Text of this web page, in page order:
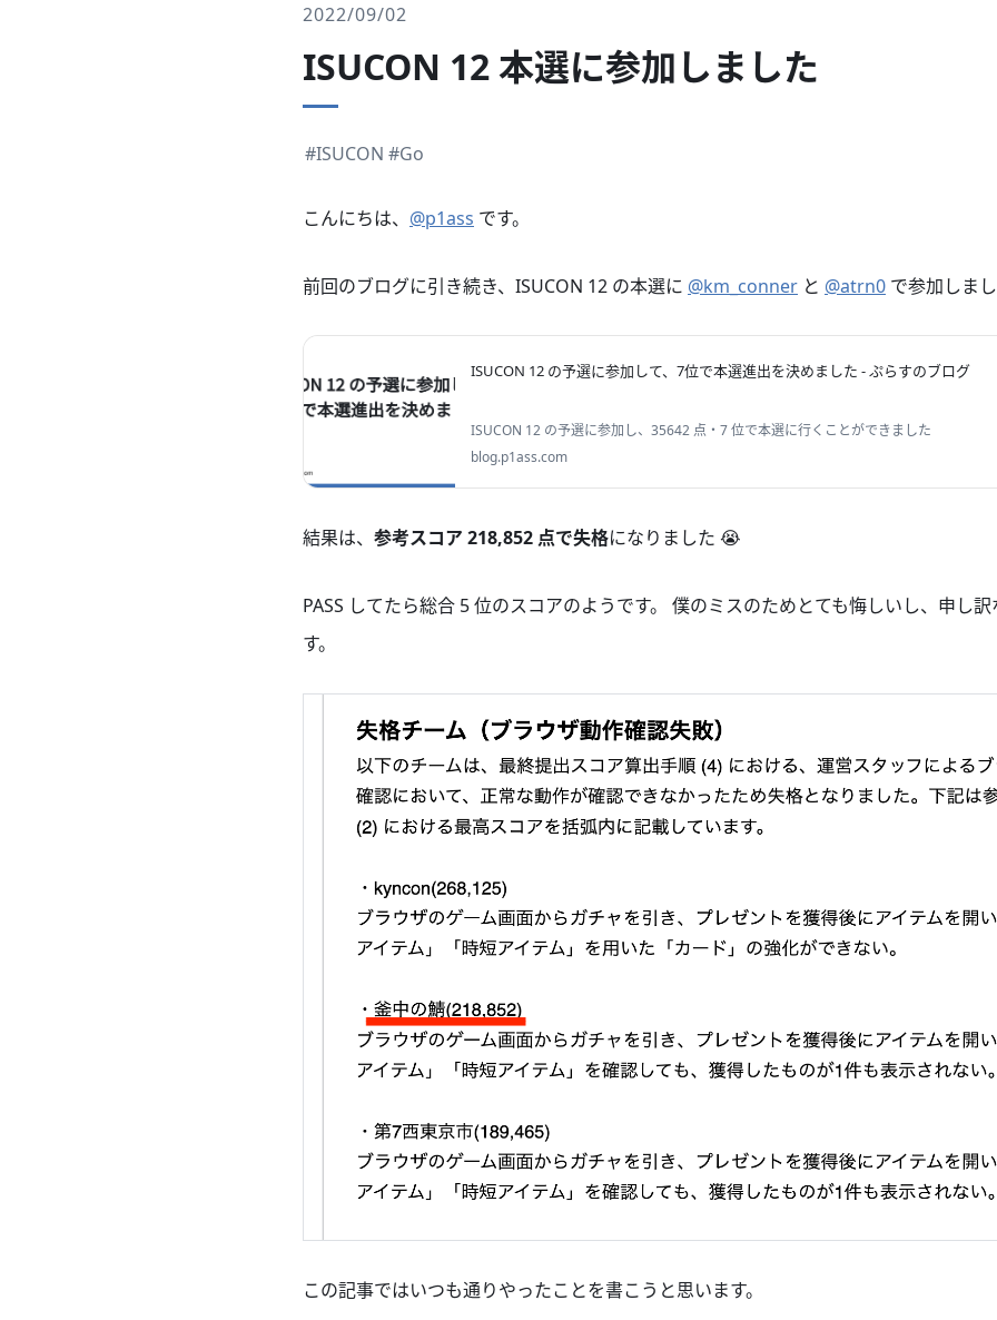
2022/09/02
ISUCON 12 本選に参加しました
#ISUCON #Go
こんにちは、 @p1ass です。
前回のブログに引き続き、ISUCON 12 の本選に @km_conner と @atrn0 で参加しま
ISUCON 12 の予選に参加して、7位で本選進出を決めました - ぷらすのブログ
ISUCON 12 の予選に参加し、35642 点・7 位で本選に行くことができました
blog.p1ass.com
結果は、 参考スコア 218,852 点で失格になりました 😭
PASS してたら総合 5 位のスコアのようです。 僕のミスのためとても悔しいし、申し
す。
この記事ではいつも通りやったことを書こうと思います。